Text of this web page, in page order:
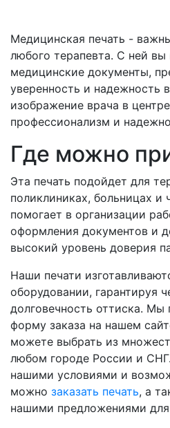
Медицинская печать -
любого терапевта. С ней вы
медицинские документы,
уверенность и
изображение врача в
профессионализм и
Где можно
Эта печать подойдет для
поликлиниках, больницах и
помогает в организации
оформления документов и
высокий уровень доверия
Наши печати
оборудовании, гарантируя
долговечность оттиска. Мы
форму заказа на нашем
можете выбрать из
любом городе России и
нашими условиями и
можно заказать печать, а
нашими предложениями для